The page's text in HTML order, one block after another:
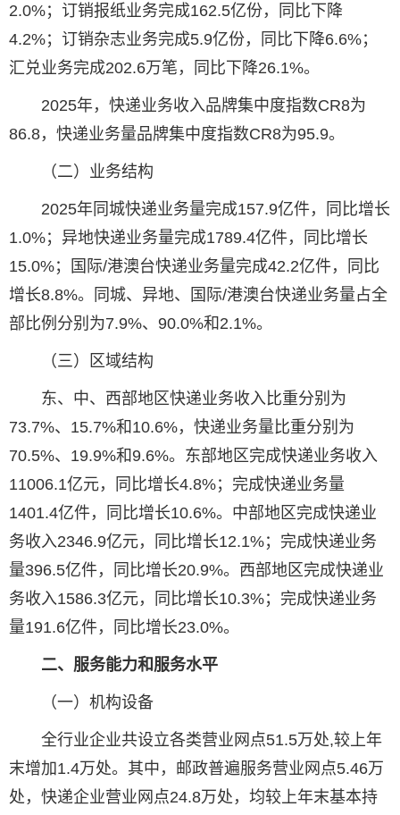
2.0%；订销报纸业务完成162.5亿份，同比下降
4.2%；订销杂志业务完成5.9亿份，同比下降6.6%；
汇兑业务完成202.6万笔，同比下降26.1%。
2025年，快递业务收入品牌集中度指数CR8为
86.8，快递业务量品牌集中度指数CR8为95.9。
（二）业务结构
2025年同城快递业务量完成157.9亿件，同比增长
1.0%；异地快递业务量完成1789.4亿件，同比增长
15.0%；国际/港澳台快递业务量完成42.2亿件，同比
增长8.8%。同城、异地、国际/港澳台快递业务量占全
部比例分别为7.9%、90.0%和2.1%。
（三）区域结构
东、中、西部地区快递业务收入比重分别为
73.7%、15.7%和10.6%，快递业务量比重分别为
70.5%、19.9%和9.6%。东部地区完成快递业务收入
11006.1亿元，同比增长4.8%；完成快递业务量
1401.4亿件，同比增长10.6%。中部地区完成快递业
务收入2346.9亿元，同比增长12.1%；完成快递业务
量396.5亿件，同比增长20.9%。西部地区完成快递业
务收入1586.3亿元，同比增长10.3%；完成快递业务
量191.6亿件，同比增长23.0%。
二、服务能力和服务水平
（一）机构设备
全行业企业共设立各类营业网点51.5万处,较上年
末增加1.4万处。其中，邮政普遍服务营业网点5.46万
处，快递企业营业网点24.8万处，均较上年末基本持